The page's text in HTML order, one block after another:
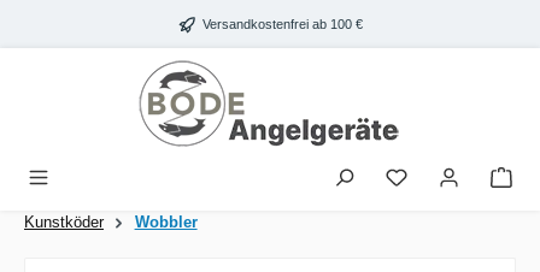
Zum Hauptinhalt springen Versandkostenfrei ab 100 €
Kunstköder Wobbler